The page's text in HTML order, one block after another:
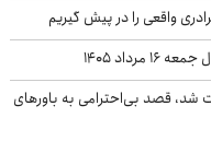
واقعی را در پیش گیریم
۱۴۰۵
قصد بی‌احترامی به باورهای